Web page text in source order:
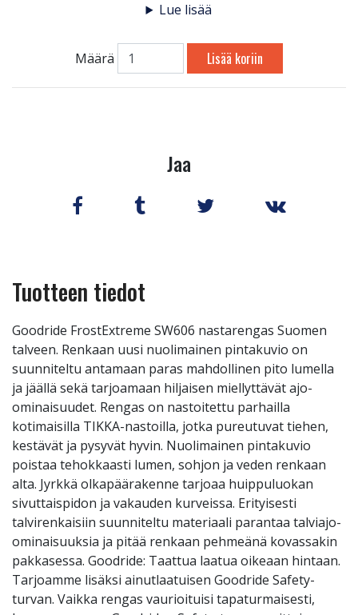
Lue lisää
Määrä Lisää koriin
Jaa
Tuotteen tiedot
Goodride FrostExtreme SW606 nastarengas Suomen
talveen. Renkaan uusi nuolimainen pintakuvio on
suunniteltu antamaan paras mahdollinen pito lumella
ja jäällä sekä tarjoamaan hiljaisen miellyttävät ajo-
ominaisuudet. Rengas on nastoitettu parhailla
kotimaisilla TIKKA-nastoilla, jotka pureutuvat tiehen,
kestävät ja pysyvät hyvin. Nuolimainen pintakuvio
poistaa tehokkaasti lumen, sohjon ja veden renkaan
alta. Jyrkkä olkapäärakenne tarjoaa huippuluokan
sivuttaispidon ja vakauden kurveissa. Erityisesti
talvirenkaisiin suunniteltu materiaali parantaa talviajo-
ominaisuuksia ja pitää renkaan pehmeänä kovassakin
pakkasessa. Goodride: Taattua laatua oikeaan hintaan.
Tarjoamme lisäksi ainutlaatuisen Goodride Safety-
turvan. Vaikka rengas vaurioituisi tapaturmaisesti,